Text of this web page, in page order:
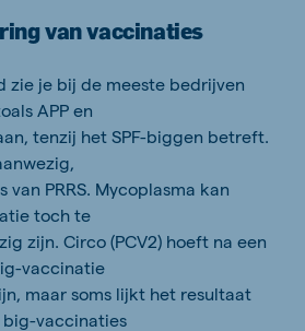
van vaccinaties
zie je bij de meeste bedrijven
APP en
tenzij het SPF-biggen betreft.
PRRS. Mycoplasma kan
toch te
zijn. Circo (PCV2) hoeft na een
vaccinatie
maar soms lijkt het resultaat
vaccinaties